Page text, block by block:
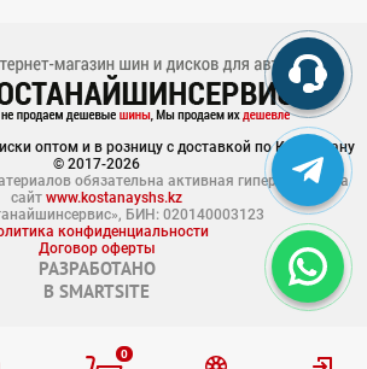
0
оптом и в розницу с доставкой по Казахстану
© 2017-2026
обязательна активная гиперссылка на
сайт www.kostanayshs.kz
БИН: 020140003123
конфиденциальности
Договор оферты
РАЗРАБОТАНО
В SMARTSITE